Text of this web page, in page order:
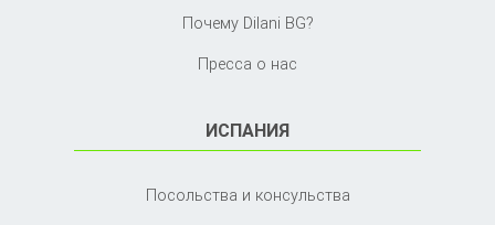
Почему Dilani BG?
Пресса о нас
ИСПАНИЯ
Посольства и консульства